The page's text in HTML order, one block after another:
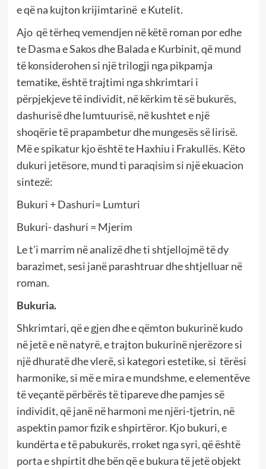
e që na kujton krijimtarinë e Kutelit.
Ajo që tërheq vemendjen në këtë roman por edhe
te Dasma e Sakos dhe Balada e Kurbinit, që mund
të konsiderohen si një trilogji nga pikpamja
tematike, është trajtimi nga shkrimtari i
përpjekjeve të individit, në kërkim të së bukurës,
dashurisë dhe lumtuurisë, në kushtet e një
shoqërie të prapambetur dhe mungesës së lirisë.
Më e spikatur kjo është te Haxhiu i Frakullës. Këto
dukuri jetësore, mund ti paraqisim si një ekuacion
sintezë:
Bukuri + Dashuri= Lumturi
Bukuri- dashuri = Mjerim
Le t’i marrim në analizë dhe ti shtjellojmë të dy
barazimet, sesi janë parashtruar dhe shtjelluar në
roman.
Bukuria.
Shkrimtari, që e gjen dhe e qëmton bukurinë kudo
në jetë e në natyrë, e trajton bukurinë njerëzore si
një dhuratë dhe vlerë, si kategori estetike, si tërësi
harmonike, si më e mira e mundshme, e elementëve
të veçantë përbërës të tipareve dhe pamjes së
individit, që janë në harmoni me njëri-tjetrin, në
aspektin pamor fizik e shpirtëror. Kjo bukuri, e
kundërta e të pabukurës, rroket nga syri, që është
porta e shpirtit dhe bën që e bukura të jetë objekt